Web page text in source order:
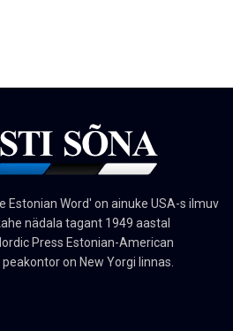
Estonian Word' on ainuke USA-s ilmuv
nädala tagant 1949 aastal
Press Estonian-American
peakontor on New Yorgi linnas.